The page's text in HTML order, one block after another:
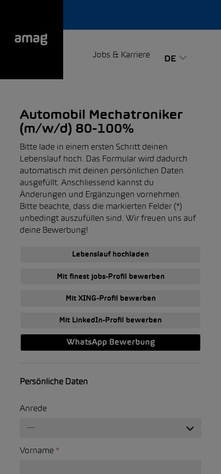
DE
Jobs & Karriere
Automobil Mechatroniker
(m/w/d) 80-100%
Bitte lade in einem ersten Schritt deinen
Lebenslauf hoch. Das Formular wird dadurch
automatisch mit deinen persönlichen Daten
ausgefüllt. Anschliessend kannst du
Änderungen und Ergänzungen vornehmen.
Bitte beachte, dass die markierten Felder (*)
unbedingt auszufüllen sind. Wir freuen uns auf
deine Bewerbung!
Lebenslauf hochladen
Mit finest jobs-Profil bewerben
Mit XING-Profil bewerben
Mit LinkedIn-Profil bewerben
WhatsApp Bewerbung
Persönliche Daten
Anrede
---
Vorname *